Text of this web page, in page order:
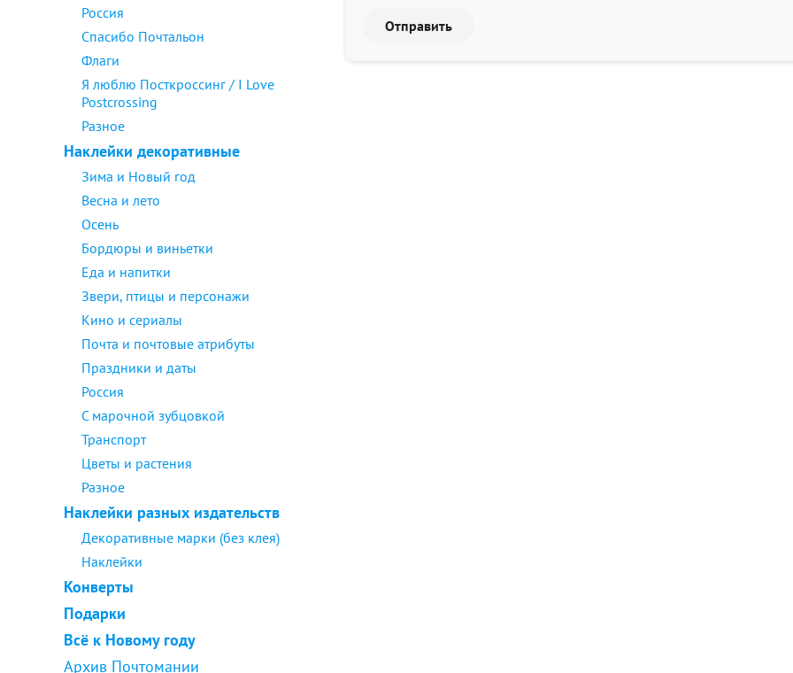
Россия
Спасибо Почтальон
Флаги
Я люблю Посткроссинг / I Love
Postcrossing
Разное
Наклейки декоративные
Зима и Новый год
Весна и лето
Осень
Бордюры и виньетки
Еда и напитки
Звери, птицы и персонажи
Кино и сериалы
Почта и почтовые атрибуты
Праздники и даты
Россия
С марочной зубцовкой
Транспорт
Цветы и растения
Разное
Наклейки разных издательств
Декоративные марки (без клея)
Наклейки
Конверты
Подарки
Всё к Новому году
Архив Почтомании